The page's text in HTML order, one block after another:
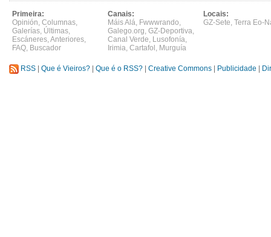
Primeira:
Opinión, Columnas,
Galerías, Últimas,
Escáneres,Anteriores,
FAQ, Buscador
Canais:
Máis Alá, Fwwwrando,
Galego.org, GZ-Deportiva,
Canal Verde, Lusofonía,
Irimia, Cartafol , Murguía
Locais:
GZ-Sete, Terra Eo-
RSS Que é Vieiros? Que é o RSS? Creative Commons Publicidade